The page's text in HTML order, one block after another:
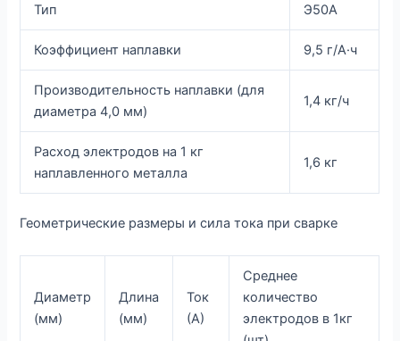
Тип Э50А
Коэффициент наплавки 9,5 г/А·ч
Производительность наплавки (для
диаметра 4,0 мм)
1,4 кг/ч
Расход электродов на 1 кг
наплавленного металла
1,6 кг
Геометрические размеры и сила тока при сварке
Диаметр
(мм)
Длина
(мм)
Ток
(А)
Среднее
количество
электродов в 1кг